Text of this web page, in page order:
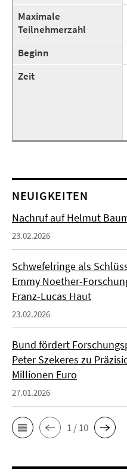
Maximale
Teilnehmerzahl
Beginn
Zeit
NEUIGKEITEN
Nachruf auf Helmut
23.02.2026
Schwefelringe als
Emmy Noether-
Franz-Lucas Haut
23.02.2026
Bund fördert
Peter Szekeres zu
Millionen Euro
27.01.2026
1 / 10